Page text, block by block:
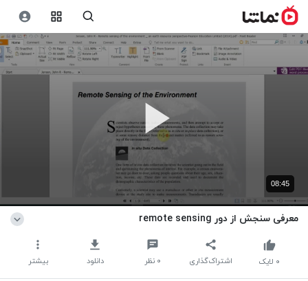
08:45
معرفی سنجش از دور remote sensing
اشتراک‌گذاری ۰ نظر دانلود بیشتر ۰ لایک